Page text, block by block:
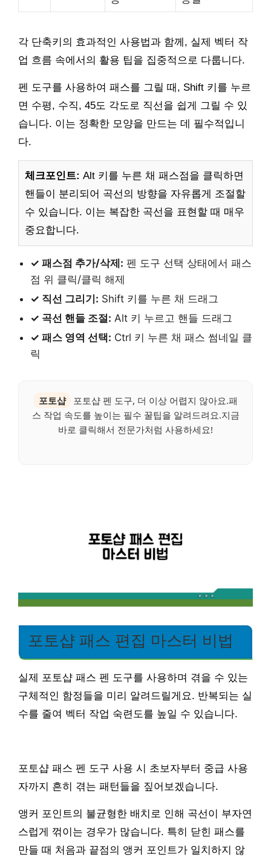
각 단축키의 효과적인 사용법과 함께, 실제 벡터 작
업 흐름 속에서의 활용 팁을 집중적으로 다룹니다.
펜 도구를 사용하여 패스를 그릴 때, Shift 키를 누르
면 수평, 수직, 45도 각도로 직선을 쉽게 그릴 수 있
습니다. 이는 정확한 모양을 만드는 데 필수적입니
다.
체크포인트: Alt 키를 누른 채 패스점을 클릭하면
핸들이 분리되어 곡선의 방향을 자유롭게 조절할
수 있습니다. 이는 복잡한 곡선을 표현할 때 매우
중요합니다.
✓ 패스점 추가/삭제: 펜 도구 선택 상태에서 패스
점 위 클릭/클릭 해제
✓ 직선 그리기: Shift 키를 누른 채 드래그
✓ 곡선 핸들 조절: Alt 키 누르고 핸들 드래그
✓ 패스 영역 선택: Ctrl 키 누른 채 패스 썸네일 클
릭
포토샵
포토샵 펜 도구, 더 이상 어렵지 않아요.패
스 작업 속도를 높이는 필수 꿀팁을 알려드려요.지금
바로 클릭해서 전문가처럼 사용하세요!
포토샵 패스 편집 마스터 비법
실제 포토샵 패스 펜 도구를 사용하며 겪을 수 있는
구체적인 함정들을 미리 알려드릴게요. 반복되는 실
수를 줄여 벡터 작업 숙련도를 높일 수 있습니다.
포토샵 패스 펜 도구 사용 시 초보자부터 중급 사용
자까지 흔히 겪는 패턴들을 짚어보겠습니다.
앵커 포인트의 불균형한 배치로 인해 곡선이 부자연
스럽게 꺾이는 경우가 많습니다. 특히 닫힌 패스를
만들 때 처음과 끝점의 앵커 포인트가 일치하지 않